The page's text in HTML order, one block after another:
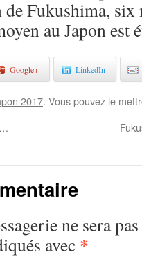
Fukushima,
au Japon est
Google+ LinkedIn
2017. Vous pouvez le
ne sera
avec *